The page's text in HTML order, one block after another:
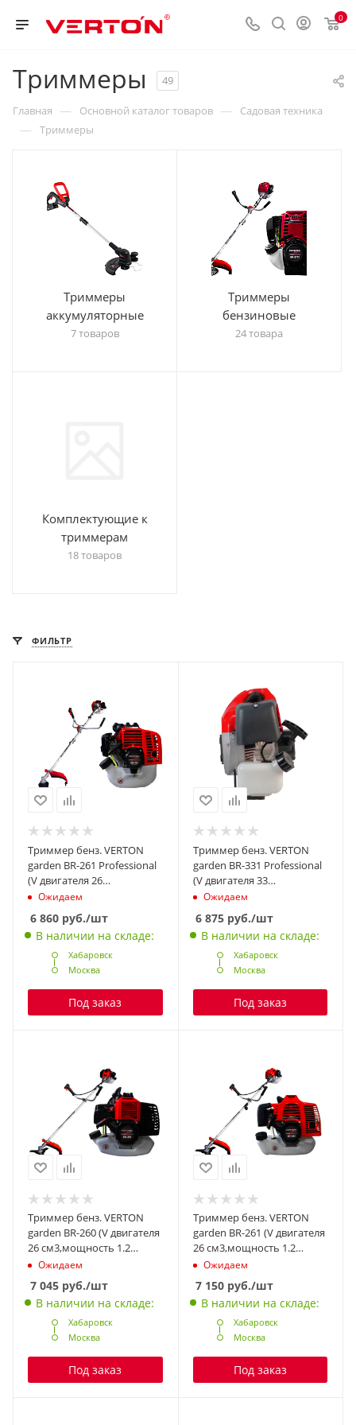
0
Триммеры 49
Главная — Основной каталог товаров — Садовая техника
— Триммеры
Триммеры
аккумуляторные
7 товаров
Триммеры
бензиновые
24 товара
Комплектующие к
триммерам
18 товаров
ФИЛЬТР
Триммер бенз. VERTON
garden BR-261 Professional
(V двигателя 26
см3,мощность 1.2 л.с./0.88
ранец,разборная штанга,
диск 40т,катушка)
Ожидаем
6 860 руб./шт
В наличии на складе:
Хабаровск
Москва
Под заказ
Триммер бенз. VERTON
garden BR-331 Professional
(V двигателя 33
см3,мощность 1.6 л.с./1.18
ранец,разборная
штанга,диск 40т,катушка)
Ожидаем
6 875руб./шт
В наличии на складе:
Хабаровск
Москва
Под заказ
Триммер бенз. VERTON
garden BR-260 (V двигателя
26 см3,мощность 1.2
л.с./0.88 кВт,цельная
штанга, ремень, нож
3т,катушка)
Ожидаем
7 045 руб./шт
В наличии на складе:
Хабаровск
Москва
Под заказ
Триммер бенз. VERTON
garden BR-261 (V двигателя
26 см3,мощность 1.2
л.с./0.88 кВт,разборная
штанга, ремень, диск
40т,катушка)
Ожидаем
7 150руб./шт
В наличии на складе:
Хабаровск
Москва
Под заказ